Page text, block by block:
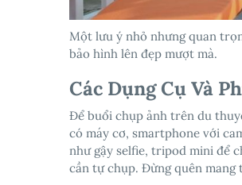
Một lưu ý nhỏ nhưng quan
bảo hình lên đẹp mượt mà.
Các Dụng Cụ Và
Để buổi chụp ảnh trên du
có máy cơ, smartphone với
như gậy selfie, tripod mini để
cần tự chụp. Đừng quên